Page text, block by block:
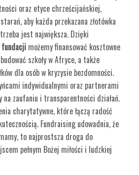
oraz etyce chrześcijańskiej,
aby każda przekazana złotówka
jest największa. Dzięki
fundacjimożemy finansować kosztowne
szkoły w Afryce, a także
dla osób w kryzysie bezdomności.
indywidualnymi oraz partnerami
na zaufaniu i transparentności działań.
charytatywne, które łączą radość
Fundraising udowadnia, że
to najprostsza droga do
pełnym Bożej miłości i ludzkiej